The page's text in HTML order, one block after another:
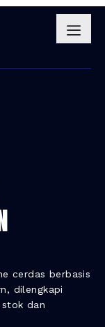
cerdas berbasis
dilengkapi
dan